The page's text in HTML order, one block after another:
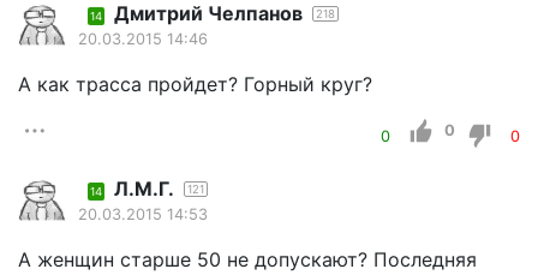
14 Дмитрий Челпанов 218
20.03.2015 14:46
А как трасса пройдет? Горный круг?
0 0 0
14 Л.М.Г. 121
20.03.2015 14:53
А женщин старше 50 не допускают? Последняя